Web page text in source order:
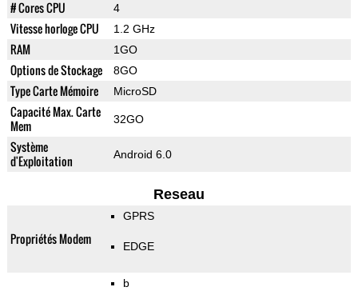
# Cores CPU 4
Vitesse horloge CPU 1.2 GHz
RAM 1GO
Options de Stockage 8GO
Type Carte Mémoire MicroSD
Capacité Max. Carte
Mem
32GO
Système
d'Exploitation
Android 6.0
Reseau
Propriétés Modem
GPRS
EDGE
b